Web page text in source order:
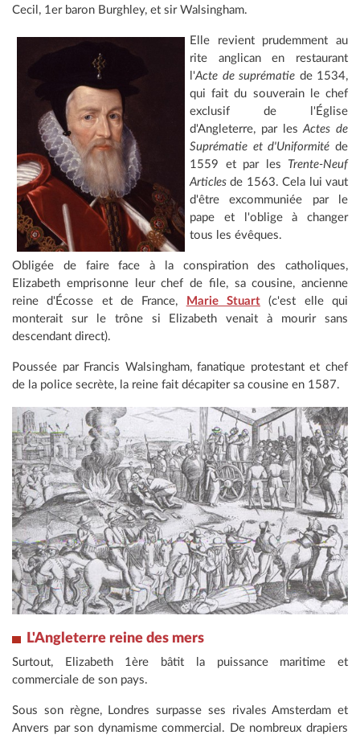
Cecil, 1er baron Burghley, et sir Walsingham.
Elle revient prudemment au
rite anglican en restaurant
l'Acte de suprématie de 1534,
qui fait du souverain le chef
exclusif de l'Église
d'Angleterre, par lesActes de
Suprématie et d'Uniformité de
1559 et par les Trente-Neuf
Articles de 1563. Cela lui vaut
d'être excommuniée par le
pape et l'oblige à changer
tous les évêques.
Obligée de faire face à la conspiration des catholiques,
Elizabeth emprisonne leur chef de file, sa cousine, ancienne
reine d'Écosse et de France,
Marie Stuart (c'est elle qui
monterait sur le trône si Elizabeth venait à mourir sans
descendant direct).
Poussée par Francis Walsingham, fanatique protestant et chef
de la police secrète, la reine fait décapiter sa cousine en 1587.
L'Angleterre reine des mers
Surtout, Elizabeth 1ère bâtit la puissance maritime et
commerciale de son pays.
Sous son règne, Londres surpasse ses rivales Amsterdam et
Anvers par son dynamisme commercial. De nombreux drapiers